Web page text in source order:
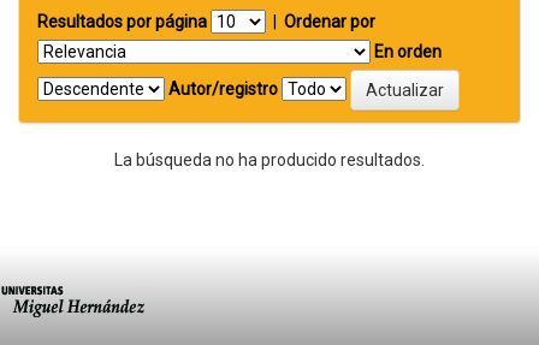
Resultados por página
Ordenar por
En orden
Autor/registro
La búsqueda no ha producido resultados.